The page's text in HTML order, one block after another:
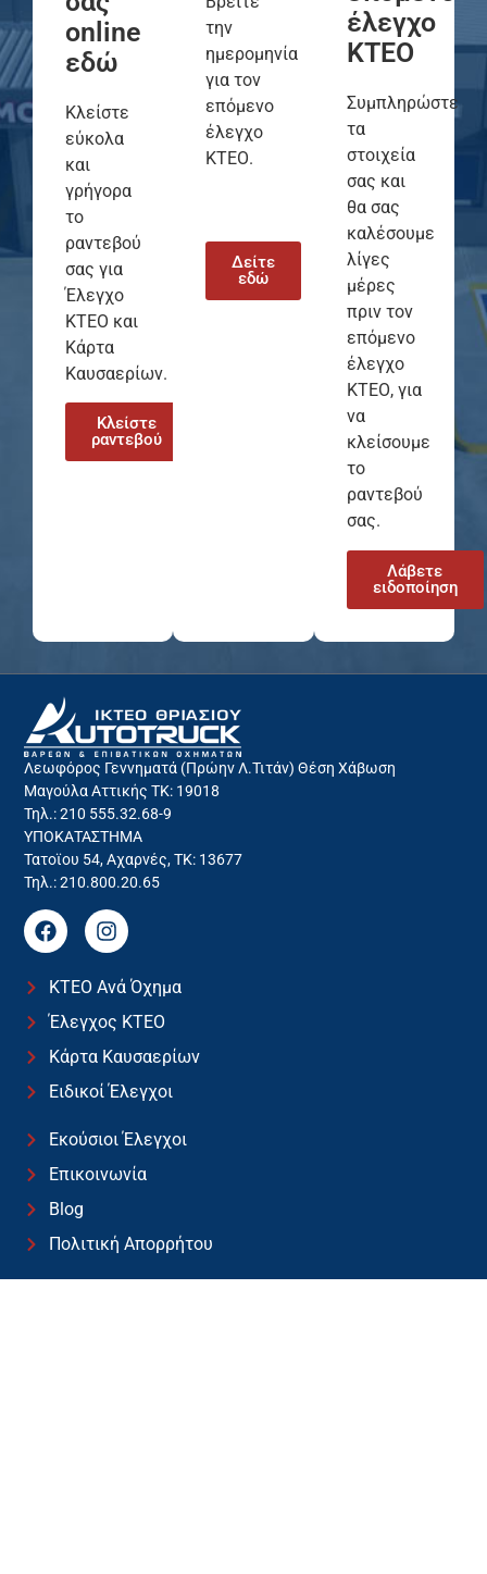
online
εδώ
Κλείστε
εύκολα
και
γρήγορα
το
ραντεβού
σας για
Έλεγχο
ΚΤΕΟ και
Κάρτα
Καυσαερίων.
Κλείστε
ραντεβού
την
ημερομηνία
για τον
επόμενο
έλεγχο
ΚΤΕΟ.
Δείτε
εδώ
έλεγχο
ΚΤΕΟ
Συμπληρώστε
τα
στοιχεία
σας και
θα σας
καλέσουμε
λίγες
μέρες
πριν τον
επόμενο
έλεγχο
ΚΤΕΟ, για
να
κλείσουμε
το
ραντεβού
σας.
Λάβετε
ειδοποίηση
Λεωφόρος Γεννηματά (Πρώην Λ.Τιτάν) Θέση Χάβωση
Μαγούλα Αττικής ΤΚ: 19018
Τηλ.: 210 555.32.68-9
ΥΠΟΚΑΤΑΣΤΗΜΑ
Τατοϊου 54, Αχαρνές, ΤΚ: 13677
Τηλ.: 210.800.20.65
ΚΤΕΟ Ανά Όχημα
Έλεγχος ΚΤΕΟ
Κάρτα Καυσαερίων
Ειδικοί Έλεγχοι
Εκούσιοι Έλεγχοι
Επικοινωνία
Blog
Πολιτική Απορρήτου